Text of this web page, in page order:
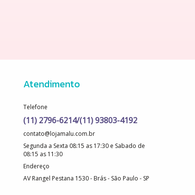
Atendimento
Telefone
(11) 2796-6214/(11) 93803-4192
contato@lojamalu.com.br
Segunda a Sexta 08:15 as 17:30 e Sabado de
08:15 as 11:30
Endereço
AV Rangel Pestana 1530 - Brás - São Paulo - SP